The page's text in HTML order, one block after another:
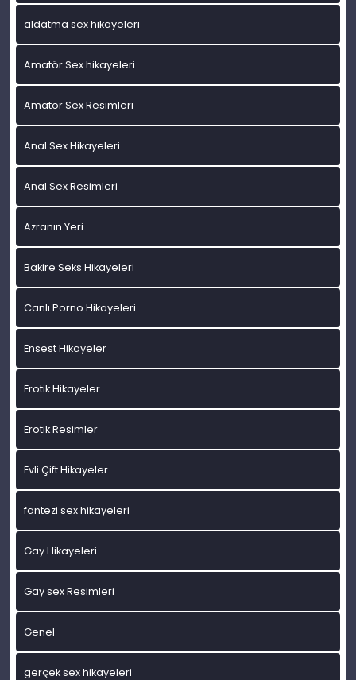
aldatma sex hikayeleri
Amatör Sex hikayeleri
Amatör Sex Resimleri
Anal Sex Hikayeleri
Anal Sex Resimleri
Azranın Yeri
Bakire Seks Hikayeleri
Canlı Porno Hikayeleri
Ensest Hikayeler
Erotik Hikayeler
Erotik Resimler
Evli Çift Hikayeler
fantezi sex hikayeleri
Gay Hikayeleri
Gay sex Resimleri
Genel
gerçek sex hikayeleri